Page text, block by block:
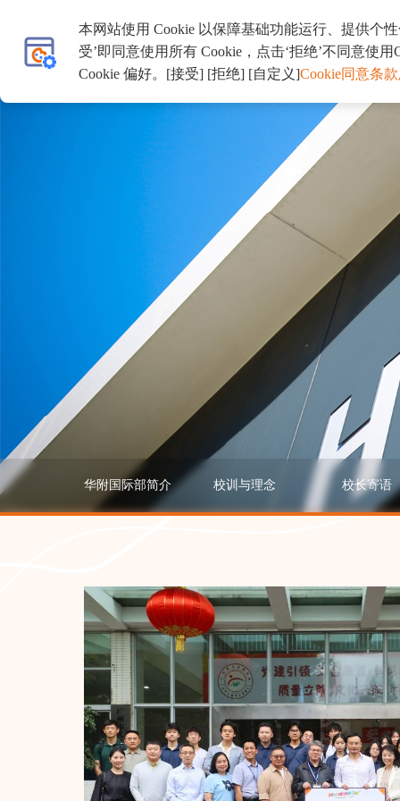
关于我们 招生专区
华附国际部简介 校训与理念 校长寄语
本网站使用 Cookie 以保障基础功能运行、提供个
受’即同意使用所有 Cookie，点击‘拒绝’不同意使
Cookie 偏好。[接受] [拒绝] [自定义]Cookie同意条